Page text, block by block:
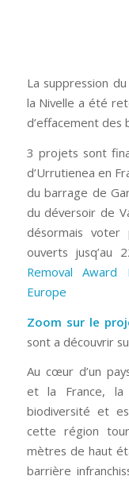
La suppression
la Nivelle a été
d’effacement des
3 projets sont
d’Urrutienea en
du barrage de
du déversoir de
désormais
ouverts jusq’au
Removal
Europe
Zoom sur le
sont a découvrir
Au cœur d’un
et la France, la
biodiversité et
cette région
mètres de haut
barrière